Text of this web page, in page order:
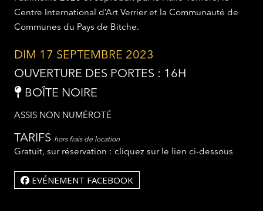
Centre International d’Art Verrier et la Communauté de
Communes du Pays de Bitche.
DIM 17 SEPTEMBRE 2023
OUVERTURE DES PORTES : 16H
BOÎTE NOIRE
ASSIS NON NUMÉROTÉ
TARIFS hors frais de location
Gratuit, sur réservation : cliquez sur le lien ci-dessous
EVÉNEMENT FACEBOOK